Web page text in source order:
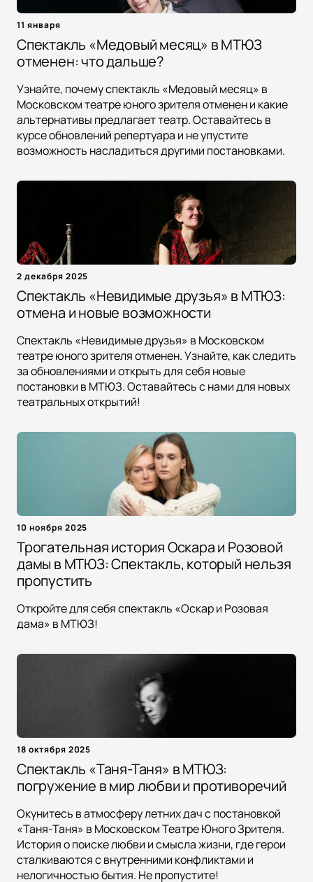
11 января
Спектакль «Медовый месяц» в МТЮЗ
отменен: что дальше?
Узнайте, почему спектакль «Медовый месяц» в
Московском театре юного зрителя отменен и какие
альтернативы предлагает театр. Оставайтесь в
курсе обновлений репертуара и не упустите
возможность насладиться другими постановками.
2 декабря 2025
Спектакль «Невидимые друзья» в МТЮЗ:
отмена и новые возможности
Спектакль «Невидимые друзья» в Московском
театре юного зрителя отменен. Узнайте, как следить
за обновлениями и открыть для себя новые
постановки в МТЮЗ. Оставайтесь с нами для новых
театральных открытий!
10 ноября 2025
Трогательная история Оскара и Розовой
дамы в МТЮЗ: Спектакль, который нельзя
пропустить
Откройте для себя спектакль «Оскар и Розовая
дама» в МТЮЗ!
18 октября 2025
Спектакль «Таня-Таня» в МТЮЗ:
погружение в мир любви и противоречий
Окунитесь в атмосферу летних дач с постановкой
«Таня-Таня» в Московском Театре Юного Зрителя.
История о поиске любви и смысла жизни, где герои
сталкиваются с внутренними конфликтами и
нелогичностью бытия. Не пропустите!